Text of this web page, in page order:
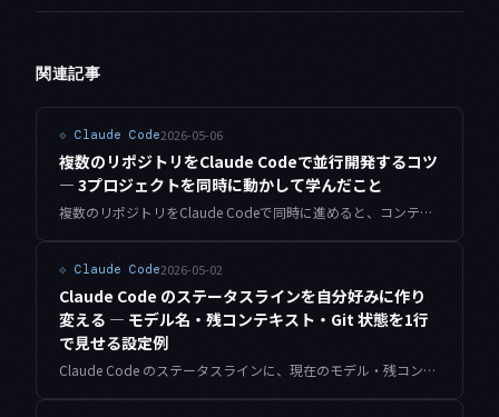
関連記事
⟐ Claude Code2026-05-06
複数のリポジトリをClaude Codeで並行開発するコツ
— 3プロジェクトを同時に動かして学んだこと
複数のリポジトリをClaude Codeで同時に進めると、コンテキストの混乱やコスト増加が起きやすい。CLAUDE.mdの設計、セッション管理、--add-dirの活用など、3プロジェクト並行で機能した設定と習慣をまとめました。
⟐ Claude Code2026-05-02
Claude Code のステータスラインを自分好みに作り
変える — モデル名・残コンテキスト・Git 状態を1行
で見せる設定例
Claude Code のステータスラインに、現在のモデル・残コンテキスト・Git ブランチを1行で表示する具体的な設定例を、シェルスクリプトと Node.js の両方で紹介します。